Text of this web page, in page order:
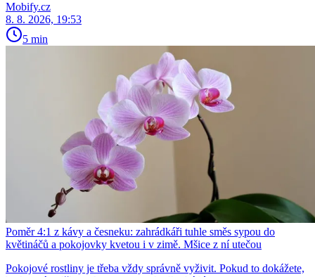
Mobify.cz
8. 8. 2026, 19:53
5 min
Poměr 4:1 z kávy a česneku: zahrádkáři tuhle směs sypou do
květináčů a pokojovky kvetou i v zimě. Mšice z ní utečou
Pokojové rostliny je třeba vždy správně vyživit. Pokud to dokážete,